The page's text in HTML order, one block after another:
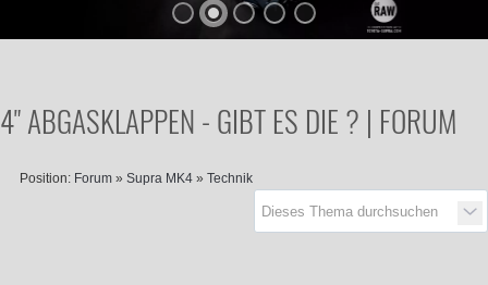
4" ABGASKLAPPEN - GIBT ES DIE ? | FORUM
Position: Forum » Supra MK4 » Technik